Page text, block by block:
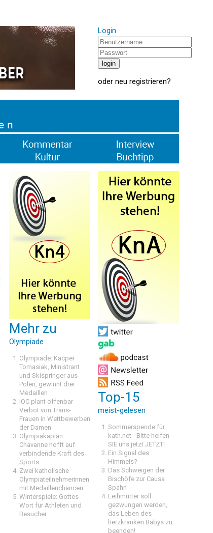
Login
oder neu registrieren?
Mehr zu
Olympiade
Olympiade: Kacper
Tomasiak, Ministrant
und Skispringer aus
Polen, gewinnt drei
Medaillen
IOC plant offenbar
Verbot von Trans-
Frauen in Wettbewerben
der Damen
Olympiakaplan
Chavanne hofft auf
verbindende Kraft des
Sports
Zwei katholische
Olympiateilnehmerinnen
mit Medaillenchancen
Winterspiele: Gottes
Wort für Athleten und
Besucher
Top-15
meist-gelesen
Sommerspende für
kath.net - Bitte helfen
SIE uns jetzt JETZT!
Ein Signal des
Himmels?
Das Schweigen der
Bischöfe zur Causa
Spahn
Leihmutter soll
gezwungen werden,
das Leben des
herzkranken Babys zu
beenden!